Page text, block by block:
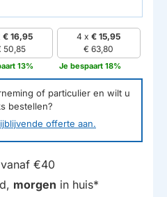
€ 16,95
50,85
13%
4 x€ 15,95
€ 63,80
Je bespaart 18%
of particulier en wilt u
bestellen?
offerte aan.
vanaf €40
morgen in huis*